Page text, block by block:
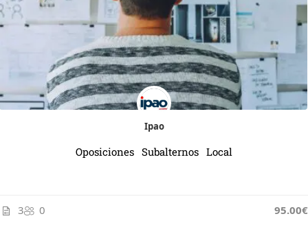
Ipao
Oposiciones Subalternos Local
3 0 95.00€